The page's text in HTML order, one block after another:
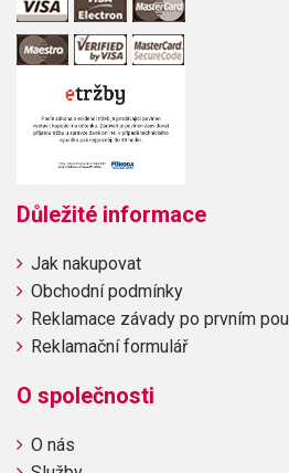
Důležité informace
Jak nakupovat
Obchodní podmínky
Reklamace závady po prvním
Reklamační formulář
O společnosti
O nás